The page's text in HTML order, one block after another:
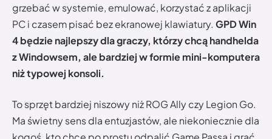
grzebać w systemie, emulować, korzystać z aplikacji
PC i czasem pisać bez ekranowej klawiatury. GPD Win
4 będzie najlepszy dla graczy, którzy chcą handhelda
z Windowsem, ale bardziej w formie mini-komputera
niż typowej konsoli.
To sprzęt bardziej niszowy niż ROG Ally czy Legion Go.
Ma świetny sens dla entuzjastów, ale niekoniecznie dla